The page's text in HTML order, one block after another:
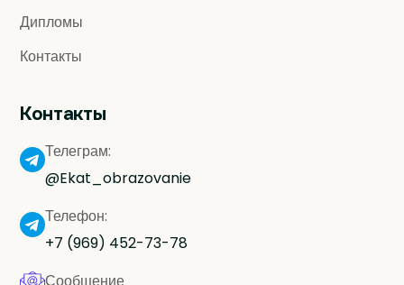
Дипломы
Контакты
Контакты
Телеграм:
@Ekat_obrazovanie
Телефон:
+7 (969) 452-73-78